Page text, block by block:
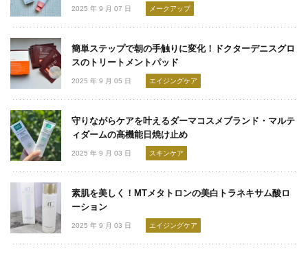
2025 年 9 月 07 日 メークアップ
簡単ステップで朝の手触りに変化！ドクターデニスグロ
スのトリートメントパッド
2025 年 9 月 05 日 エイジングケア
守りながらケアを叶えるダーマコスメブランド・マルテ
ィダームの高機能日焼け止め
2025 年 9 月 03 日 スキンケア
素肌を美しく！MTメタトロンの美白トラネキサム酸ロ
ーション
2025 年 9 月 03 日 エイジングケア